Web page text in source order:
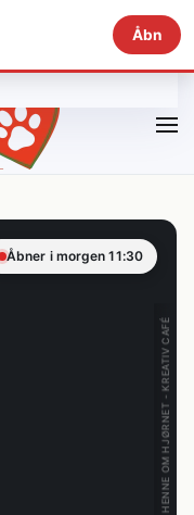
Åbn
Åbner i morgen 11:30
HENNE OM HJØRNET - KREATIV CAFÉ